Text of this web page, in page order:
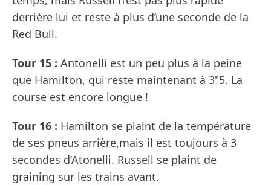
derrière lui et reste à plus d’une seconde de la
Red Bull.
Tour 15 : Antonelli est un peu plus à la peine
que Hamilton, qui reste maintenant à 3"5. La
course est encore longue !
Tour 16 : Hamilton se plaint de la température
de ses pneus arrière,mais il est toujours à 3
secondes d’Atonelli. Russell se plaint de
graining sur les trains avant.